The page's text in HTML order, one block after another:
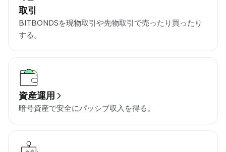
取引
BITBONDSを現物取引や先物取引で売ったり買ったり
する。
資産運用
暗号資産で安全にパッシブ収入を得る。